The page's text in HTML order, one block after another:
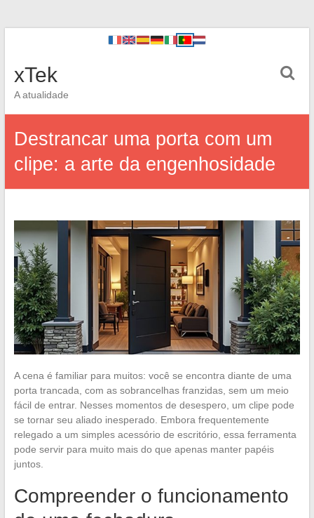
xTek
A atualidade
Destrancar uma porta com um
clipe: a arte da engenhosidade
A cena é familiar para muitos: você se encontra diante de uma
porta trancada, com as sobrancelhas franzidas, sem um meio
fácil de entrar. Nesses momentos de desespero, um clipe pode
se tornar seu aliado inesperado. Embora frequentemente
relegado a um simples acessório de escritório, essa ferramenta
pode servir para muito mais do que apenas manter papéis
juntos.
Compreender o funcionamento